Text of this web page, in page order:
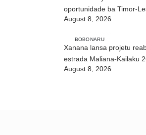
oportunidade ba Timor-
aselera transformasaun
August 8, 2026
BOBONARU
Xanana lansa projetu
estrada Maliana-Kailaku
August 8, 2026